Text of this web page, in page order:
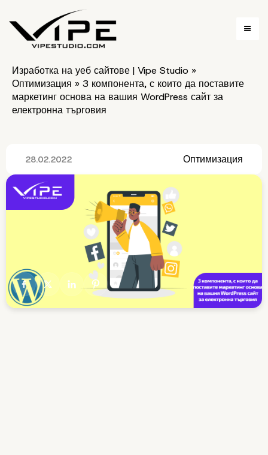
Изработка на уеб сайтове | Vipe Studio »
Оптимизация » 3 компонента, с които да поставите
маркетинг основа на вашия WordPress сайт за
електронна търговия
28.02.2022 Оптимизация